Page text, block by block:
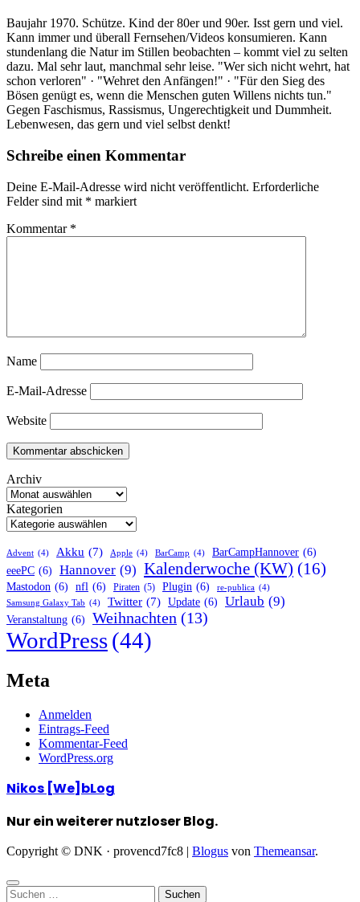
Baujahr 1970. Schütze. Kind der 80er und 90er. Isst gern und viel.
Kann immer und überall Fernsehen/Videos konsumieren. Kann
stundenlang die Natur im Stillen beobachten – kommt viel zu selten
dazu. Mal sehr laut, manchmal sehr leise. "Wer sich nicht wehrt, hat
schon verloren" · "Wehret den Anfängen!" · "Für den Sieg des
Bösen genügt es, wenn die Menschen guten Willens nichts tun."
Gegen Faschismus, Rassismus, Ungerechtigkeit und Dummheit.
Lebenwesen, das gern und viel selbst denkt!
Schreibe einen Kommentar
Deine E-Mail-Adresse wird nicht veröffentlicht. Erforderliche
Felder sind mit * markiert
Kommentar *
Name
E-Mail-Adresse
Website
Archiv
Kategorien
Advent (4) Akku (7) Apple (4) BarCamp (4) BarCampHannover (6)
eeePC (6) Hannover (9) Kalenderwoche (KW) (16)
Mastodon (6) nfl (6) Piraten (5) Plugin (6) re-publica (4)
Samsung Galaxy Tab (4) Twitter (7) Update (6) Urlaub (9)
Veranstaltung (6) Weihnachten (13)
WordPress(44)
Meta
Anmelden
Eintrags-Feed
Kommentar-Feed
WordPress.org
Nikos [We]bLog
Nur ein weiterer nutzloser Blog.
Copyright © DNK · provencd7fc8 | Blogus von Themeansar.
Suchen